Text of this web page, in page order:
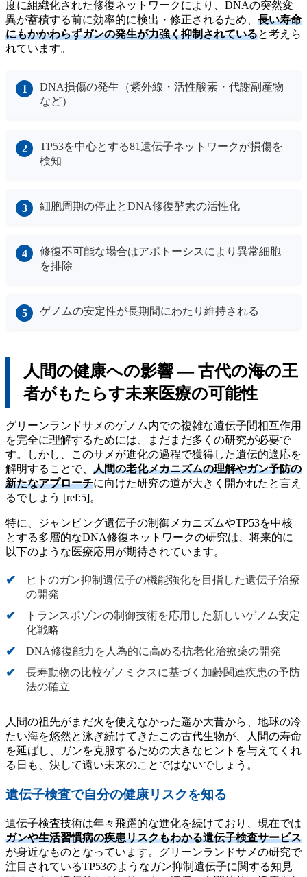
度に組織化された修復ネットワークにより、DNAの突然変
異が蓄積する前に効率的に検出・修正されるため、 長い寿命
にもかかわらずガンの発生が力強く抑制されていると考えら
れています。
DNA損傷の発生（紫外線・活性酸素・代謝副産物
など）
TP53を中心とする81遺伝子ネットワークが損傷を
検知
細胞周期の停止とDNA修復酵素の活性化
修復不可能な場合はアポトーシスにより異常細胞
を排除
ゲノムの安定性が長期間にわたり維持される
人間の健康への影響 ― 古代の海の王
者がもたらす未来医療の可能性
グリーンランドサメのゲノム内での複雑な遺伝子間相互作用
を完全に理解するためには、まだまだ多くの研究が必要で
す。しかし、このサメが進化の過程で獲得した遺伝的適応を
解明することで、 人間の老化メカニズムの理解やガン予防の
新たなアプローチに向けた研究の道が大きく開かれたと言え
るでしょう [ref:5]。
特に、ジャンピング遺伝子の制御メカニズムやTP53を中核
とする多層的なDNA修復ネットワークの研究は、将来的に
以下のような医療応用が期待されています。
ヒトのガン抑制遺伝子の機能強化を目指した遺伝子治療
の開発
トランスポゾンの制御技術を応用した新しいゲノム安定
化戦略
DNA修復能力を人為的に高める抗老化治療薬の開発
長寿動物の比較ゲノミクスに基づく加齢関連疾患の予防
法の確立
人間の祖先がまだ火を使えなかった遥か大昔から、地球の冷
たい海を悠然と泳ぎ続けてきたこの古代生物が、人間の寿命
を延ばし、ガンを克服するための大きなヒントを与えてくれ
る日も、決して遠い未来のことではないでしょう。
遺伝子検査で自分の健康リスクを知る
遺伝子検査技術は年々飛躍的な進化を続けており、現在では
ガンや生活習慣病の疾患リスクもわかる遺伝子検査サービス
が身近なものとなっています。グリーンランドサメの研究で
注目されているTP53のようなガン抑制遺伝子に関する知見